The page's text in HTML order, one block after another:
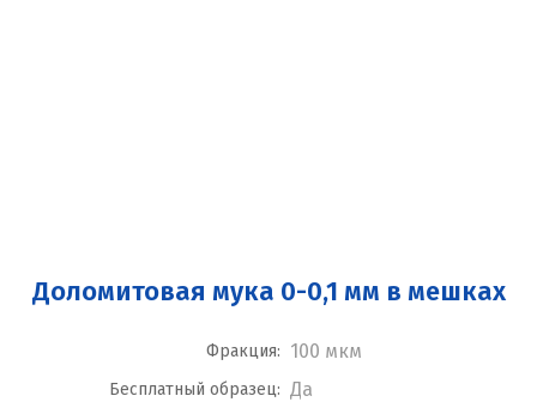
Доломитовая мука 0-0,1 мм в мешках
Фракция: 100 мкм
Бесплатный образец: Да